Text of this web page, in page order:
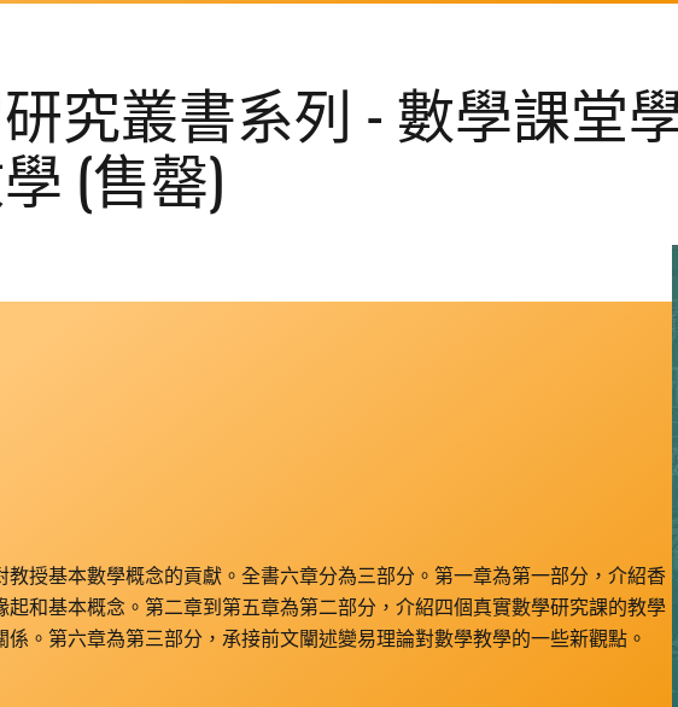
究叢書系列 - 數學課堂
(售罄)
授基本數學概念的貢獻。全書六章分為三部分。第一章為第一部分，介紹香
和基本概念。第二章到第五章為第二部分，介紹四個真實數學研究課的教學
。第六章為第三部分，承接前文闡述變易理論對數學教學的一些新觀點。